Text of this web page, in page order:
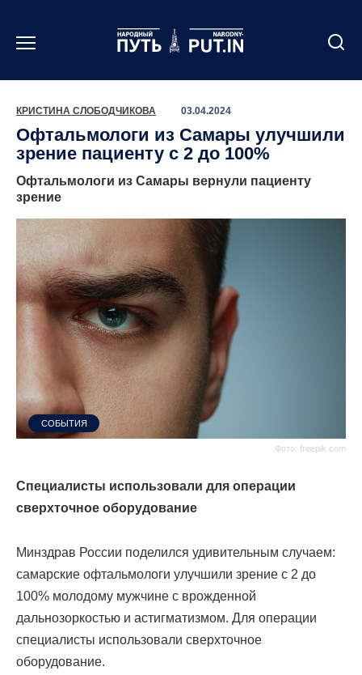
содержанию
КРИСТИНА СЛОБОДЧИКОВА 03.04.2024
Офтальмологи из Самары улучшили
зрение пациенту с 2 до 100%
Офтальмологи из Самары вернули пациенту
зрение
Фото: freepik.com
СОБЫТИЯ
Специалисты использовали для операции
сверхточное оборудование
Минздрав России поделился удивительным случаем:
самарские офтальмологи улучшили зрение с 2 до
100% молодому мужчине с врожденной
дальнозоркостью и астигматизмом. Для операции
специалисты использовали сверхточное
оборудование.